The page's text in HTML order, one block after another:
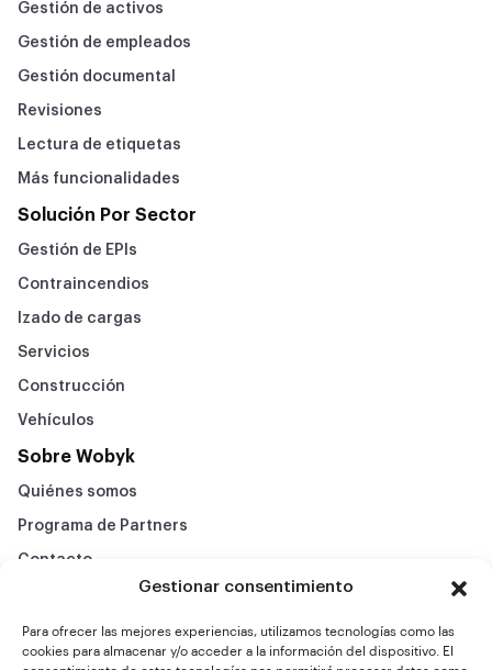
Gestionar consentimiento
Para ofrecer las mejores experiencias, utilizamos tecnologías como las
cookies para almacenar y/o acceder a la información del dispositivo. El
Gestión de activos
Gestión de empleados
Gestión documental
Revisiones
Lectura de etiquetas
Más funcionalidades
Solución Por Sector
Gestión de EPIs
Contraincendios
Izado de cargas
Servicios
Construcción
Vehículos
Sobre Wobyk
Quiénes somos
Programa de Partners
Contacto
Preguntas frecuentes
Politica de privacidad
Aviso legal